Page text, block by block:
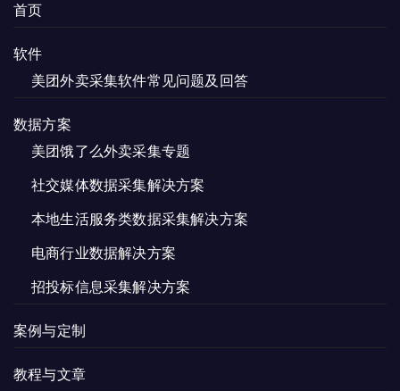
首页
软件
美团外卖采集软件常见问题及回答
数据方案
美团饿了么外卖采集专题
社交媒体数据采集解决方案
本地生活服务类数据采集解决方案
电商行业数据解决方案
招投标信息采集解决方案
案例与定制
教程与文章